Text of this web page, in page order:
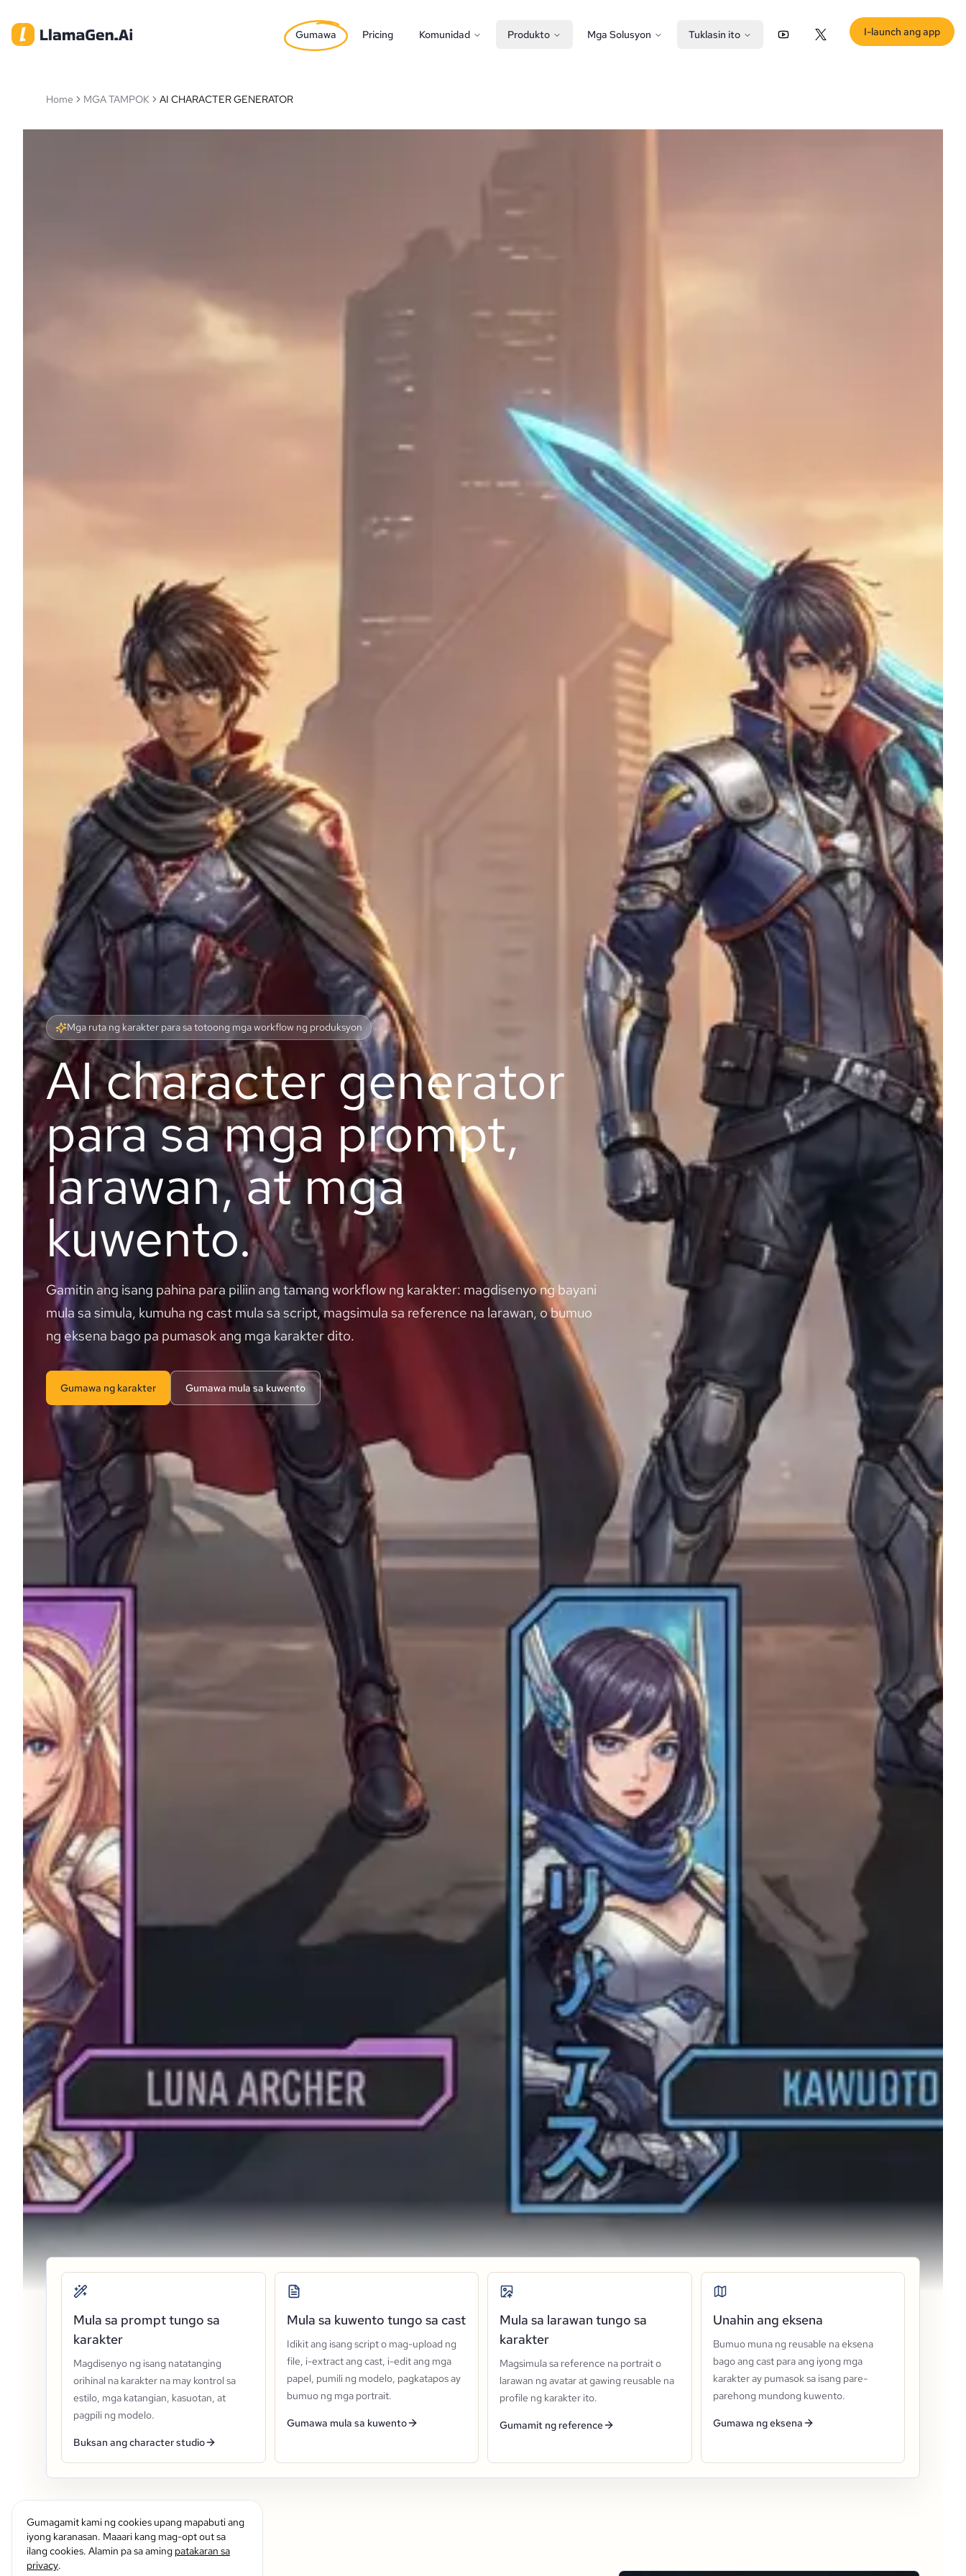
Gumawa Pricing Komunidad Produkto Mga Solusyon Tuklasin ito YouTubeX (Twitter)
I-launch ang app
Home MGA TAMPOK AI CHARACTER GENERATOR
Mga ruta ng karakter para sa totoong mga workflow ng produksyon
AI character generator
para sa mga prompt,
larawan, at mga
kuwento.
Gamitin ang isang pahina para piliin ang tamang workflow ng karakter: magdisenyo ng bayani
mula sa simula, kumuha ng cast mula sa script, magsimula sa reference na larawan, o bumuo
ng eksena bago pa pumasok ang mga karakter dito.
Gumawa ng karakter Gumawa mula sa kuwento
Mula sa prompt tungo sa
karakter
Magdisenyo ng isang natatanging
orihinal na karakter na may kontrol sa
estilo, mga katangian, kasuotan, at
pagpili ng modelo.
Buksan ang character studio
Mula sa kuwento tungo sa cast
Idikit ang isang script o mag-upload ng
file, i-extract ang cast, i-edit ang mga
papel, pumili ng modelo, pagkatapos ay
bumuo ng mga portrait.
Gumawa mula sa kuwento
Mula sa larawan tungo sa
karakter
Magsimula sa reference na portrait o
larawan ng avatar at gawing reusable na
profile ng karakter ito.
Gumamit ng reference
Unahin ang eksena
Bumuo muna ng reusable na eksena
bago ang cast para ang iyong mga
karakter ay pumasok sa isang pare-
parehong mundong kuwento.
Gumawa ng eksena
Gumagamit kami ng cookies upang mapabuti ang
iyong karanasan. Maaari kang mag-opt out sa
ilang cookies. Alamin pa sa aming patakaran sa
privacy.